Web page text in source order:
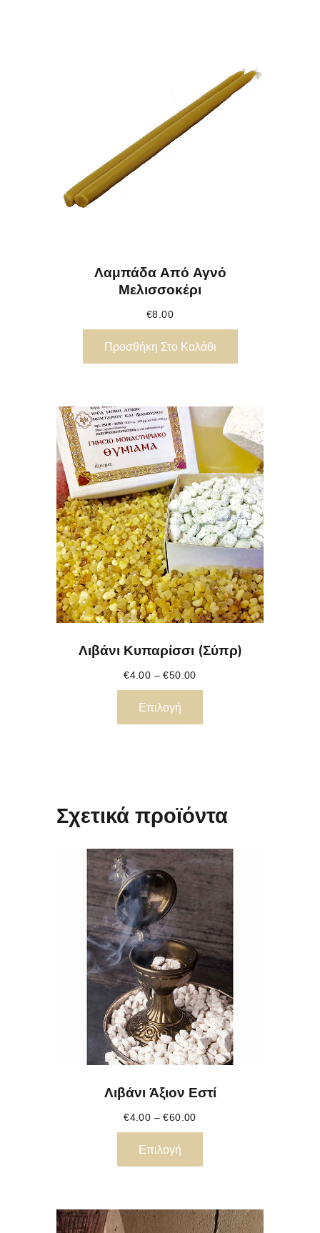
Λαμπάδα Από Αγνό
Μελισσοκέρι
€8.00
Προσθήκη Στο Καλάθι
Λιβάνι Κυπαρίσσι (Σύπρ)
€4.00 – €50.00
Επιλογή
Σχετικά προϊόντα
Λιβάνι Άξιον Εστί
€4.00 – €60.00
Επιλογή